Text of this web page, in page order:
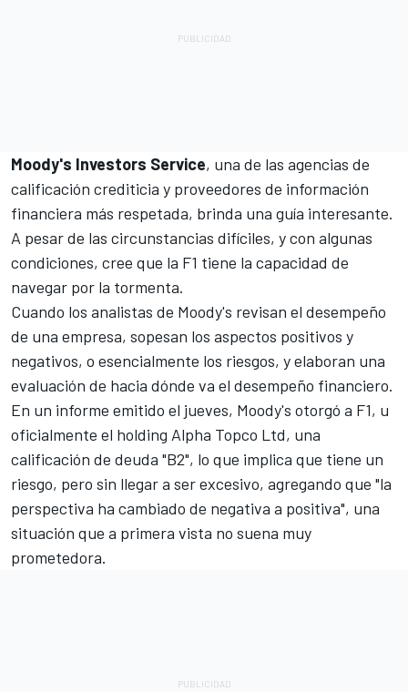
Moody's Investors Service, una de las agencias de
calificación crediticia y proveedores de información
financiera más respetada, brinda una guía interesante.
A pesar de las circunstancias difíciles, y con algunas
condiciones, cree que la F1 tiene la capacidad de
navegar por la tormenta.
Cuando los analistas de Moody's revisan el desempeño
de una empresa, sopesan los aspectos positivos y
negativos, o esencialmente los riesgos, y elaboran una
evaluación de hacia dónde va el desempeño financiero.
En un informe emitido el jueves, Moody's otorgó a F1, u ​​
oficialmente el holding Alpha Topco Ltd, una
calificación de deuda "B2", lo que implica que tiene un
riesgo, pero sin llegar a ser excesivo, agregando que "la
perspectiva ha cambiado de negativa a positiva", una
situación que a primera vista no suena muy
prometedora.